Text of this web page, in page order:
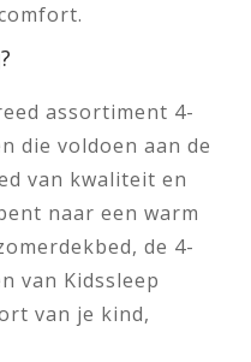
assortiment 4-
die voldoen aan de
van kwaliteit en
naar een warm
de 4-
van Kidssleep
van je kind,